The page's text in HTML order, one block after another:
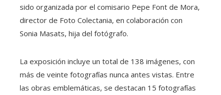
sido organizada por el comisario Pepe Font de Mora,
director de Foto Colectania, en colaboración con
Sonia Masats, hija del fotógrafo.
La exposición incluye un total de 138 imágenes, con
más de veinte fotografías nunca antes vistas. Entre
las obras emblemáticas, se destacan 15 fotografías